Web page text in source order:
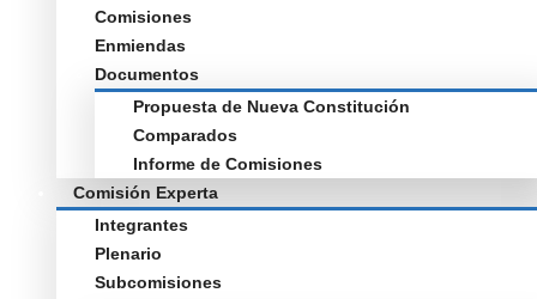
Comisiones
Enmiendas
Documentos
Propuesta de Nueva Constitución
Comparados
Informe de Comisiones
Comisión Experta
Integrantes
Plenario
Subcomisiones